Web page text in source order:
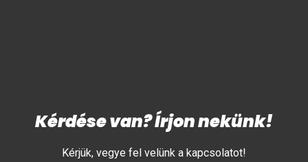
Kérdése van? Írjon nekünk!
Kérjük, vegye fel velünk a kapcsolatot!